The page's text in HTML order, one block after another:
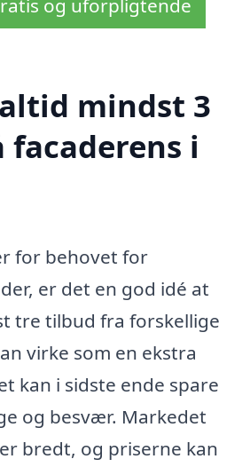
mindst 3
i
for behovet for
er det en god idé at
tre tilbud fra forskellige
virke som en ekstra
kan i sidste ende spare
og besvær. Markedet
bredt, og priserne kan